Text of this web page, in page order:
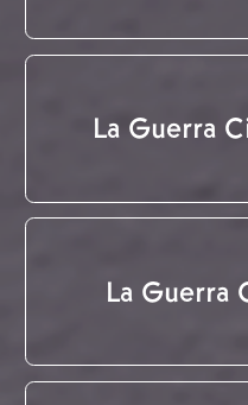
La Guerra
La Guerra